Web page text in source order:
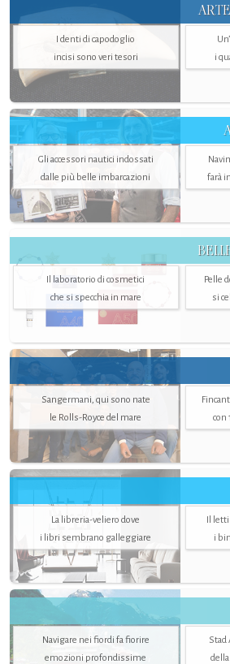
I denti di capodoglio
incisi sono veri tesori
i
Gli accessori nautici indossati
dalle più belle imbarcazioni
farà
Il laboratorio di cosmetici
che si specchia in mare
Pelle
si
Sangermani, qui sono nate
le Rolls-Royce del mare
con
La libreria-veliero dove
i libri sembrano galleggiare
Il
i
Navigare nei fiordi fa fiorire
emozioni profondissime
Stad